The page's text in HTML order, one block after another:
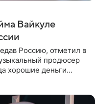
Вайкуле
Россию, отметил в
продюсер
хорошие деньги